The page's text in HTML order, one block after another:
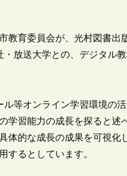
教育委員会が、光村図書
・放送大学との、デジタル
等オンライン学習環境の
学習能力の成長を探ると
体的な成長の成果を可視
するとしています。